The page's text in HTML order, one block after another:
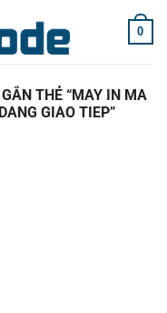
0
THẺ “MAY IN MA
GIAO TIEP”